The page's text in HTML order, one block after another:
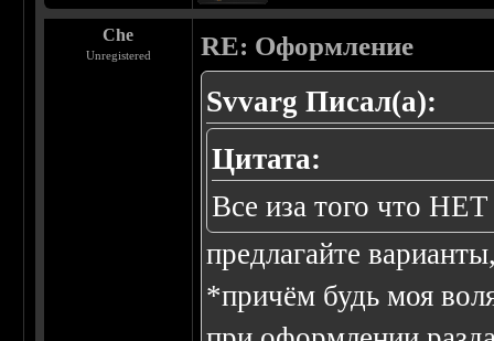
Che
Unregistered RE: Оформление
Svvarg Писал(а):
Цитата:
Все иза того что
предлагайте
*причём будь моя